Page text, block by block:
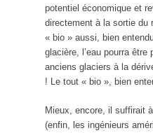
potentiel économique et
directement à la sortie du
« bio » aussi, bien
glacière, l’eau pourra
anciens glaciers à la
! Le tout « bio », bien
Mieux, encore, il suffirait
(enfin, les ingénieurs